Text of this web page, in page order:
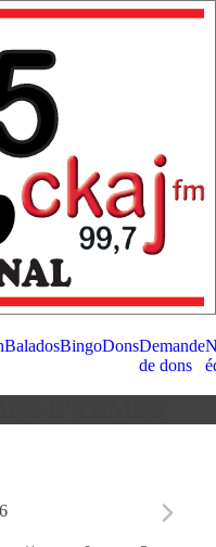
BaladosBingoDonsDemande
de dons